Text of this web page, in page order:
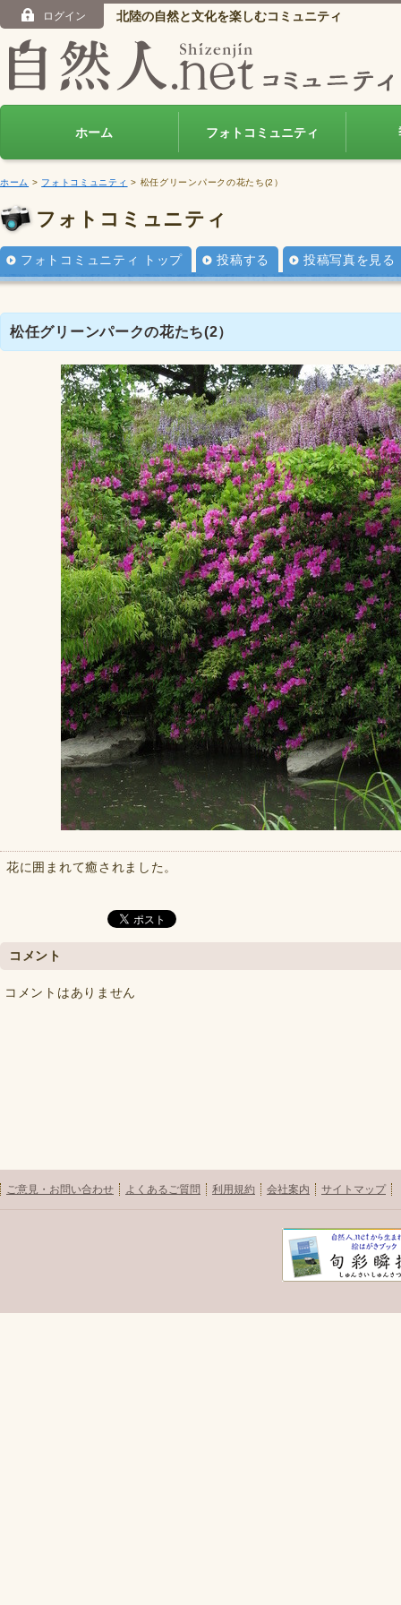
ログイン 北陸の自然と文化を楽しむコミュニティ
ホーム フォトコミュニティ
ホーム > フォトコミュニティ > 松任グリーンパークの花たち(2）
フォトコミュニティ
フォトコミュニティ トップ 投稿する 投稿写真を見る
松任グリーンパークの花たち(2）
花に囲まれて癒されました。
コメント
コメントはありません
ご意見・お問い合わせ よくあるご質問 利用規約 会社案内 サイトマップ